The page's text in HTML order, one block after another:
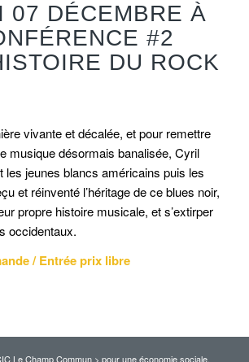
07 DÉCEMBRE À
#2
DU ROCK
vivante et décalée, et pour remettre
musique désormais banalisée, Cyril
les jeunes blancs américains puis les
et réinventé l’héritage de ce blues noir,
propre histoire musicale, et s’extirper
occidentaux.
/ Entrée prix libre
Le Champ Commun > pour une économie sociale,